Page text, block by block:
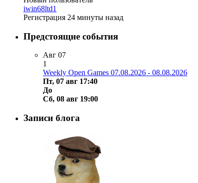
iwin68ltd1
Регистрация 24 минуты назад
Предстоящие события
Авг 07
1
Weekly Open Games 07.08.2026 - 08.08.2026
Пт, 07 авг 17:40
До
Сб, 08 авг 19:00
Записи блога